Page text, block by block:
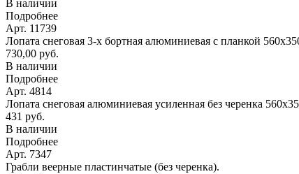
В наличии
Подробнее
Арт. 11739
Лопата снеговая 3-х бортная алюминиевая с планкой
730,00 руб.
В наличии
Подробнее
Арт. 4814
Лопата снеговая алюминиевая усиленная без черенка
431 руб.
В наличии
Подробнее
Арт. 7347
Грабли веерные пластинчатые (без черенка).